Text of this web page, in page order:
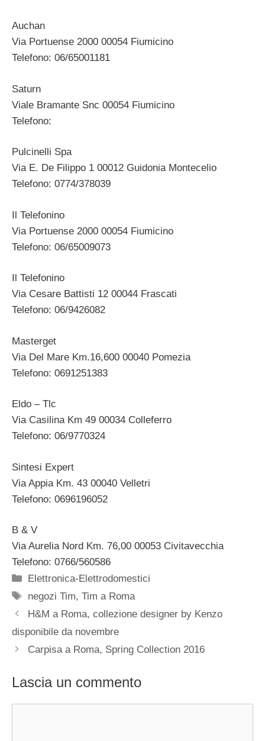
Auchan
Via Portuense 2000 00054 Fiumicino
Telefono: 06/65001181
Saturn
Viale Bramante Snc 00054 Fiumicino
Telefono:
Pulcinelli Spa
Via E. De Filippo 1 00012 Guidonia Montecelio
Telefono: 0774/378039
Il Telefonino
Via Portuense 2000 00054 Fiumicino
Telefono: 06/65009073
Il Telefonino
Via Cesare Battisti 12 00044 Frascati
Telefono: 06/9426082
Masterget
Via Del Mare Km.16,600 00040 Pomezia
Telefono: 0691251383
Eldo – Tlc
Via Casilina Km 49 00034 Colleferro
Telefono: 06/9770324
Sintesi Expert
Via Appia Km. 43 00040 Velletri
Telefono: 0696196052
B & V
Via Aurelia Nord Km. 76,00 00053 Civitavecchia
Telefono: 0766/560586
Categorie
Elettronica-Elettrodomestici
Tag
negozi Tim,Tim a Roma
H&M a Roma, collezione designer by Kenzo
disponibile da novembre
Carpisa a Roma, Spring Collection 2016
Lascia un commento